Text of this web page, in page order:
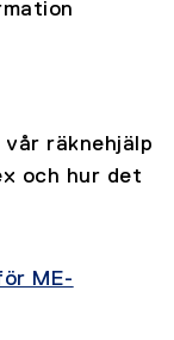
vår räknehjälp
och hur det
ME-